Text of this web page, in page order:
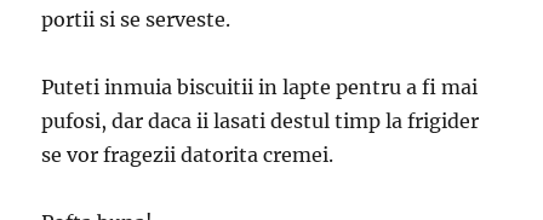
portii si se serveste.
Puteti inmuia biscuitii in lapte pentru a fi mai
pufosi, dar daca ii lasati destul timp la frigider
se vor fragezii datorita cremei.